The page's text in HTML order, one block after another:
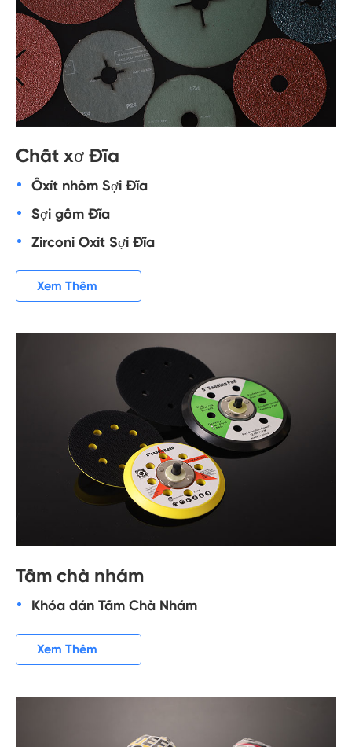
Chất xơ Đĩa
Ôxít nhôm Sợi Đĩa
Sợi gốm Đĩa
Zirconi Oxit Sợi Đĩa
Xem Thêm
Tấm chà nhám
Khóa dán Tấm Chà Nhám
Xem Thêm